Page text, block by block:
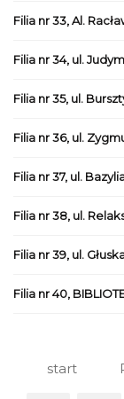
Filia nr 33, Al.
Filia nr 34, ul.
Filia nr 35, ul.
Filia nr 36, ul.
Filia nr 37, ul.
Filia nr 38, ul.
Filia nr 39, ul.
Filia nr 40,
start